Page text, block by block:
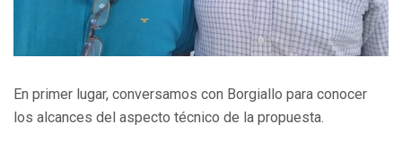
En primer lugar, conversamos con Borgiallo para conocer
los alcances del aspecto técnico de la propuesta.